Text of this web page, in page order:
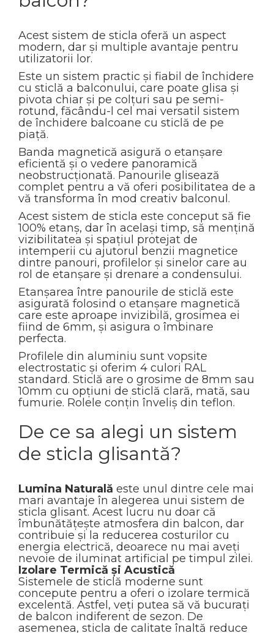
Acest sistem de sticla oferă un aspect
modern, dar și multiple avantaje pentru
utilizatorii lor.
Este un sistem practic și fiabil de închidere
cu sticlă a balconului, care poate glisa și
pivota chiar și pe colțuri sau pe semi-
rotund, făcându-l cel mai versatil sistem
de închidere balcoane cu sticlă de pe
piață.
Banda magnetică asigură o etanșare
eficientă și o vedere panoramică
neobstrucționată. Panourile glisează
complet pentru a vă oferi posibilitatea de a
vă transforma în mod creativ balconul.
Acest sistem de sticla este conceput să fie
100% etanș, dar în același timp, să mențină
vizibilitatea și spațiul protejat de
intemperii cu ajutorul benzii magnetice
dintre panouri, profilelor și sinelor care au
rol de etanșare și drenare a condensului.
Etanșarea între panourile de sticlă este
asigurată folosind o etanșare magnetică
care este aproape invizibilă, grosimea ei
fiind de 6mm, și asigura o îmbinare
perfecta.
Profilele din aluminiu sunt vopsite
electrostatic și oferim 4 culori RAL
standard. Sticlă are o grosime de 8mm sau
10mm cu opțiuni de sticlă clară, mată, sau
fumurie. Rolele conțin înveliș din teflon.
De ce sa alegi un sistem
de sticla glisantă?
Lumina Naturală este unul dintre cele mai
mari avantaje în alegerea unui sistem de
sticla glisant. Acest lucru nu doar că
îmbunătățește atmosfera din balcon, dar
contribuie și la reducerea costurilor cu
energia electrică, deoarece nu mai aveți
nevoie de iluminat artificial pe timpul zilei.
⁠Izolare Termică și Acustică
Sistemele de sticlă moderne sunt
concepute pentru a oferi o izolare termică
excelentă. Astfel, veți putea să vă bucurați
de balcon indiferent de sezon. De
asemenea, sticla de calitate înaltă reduce